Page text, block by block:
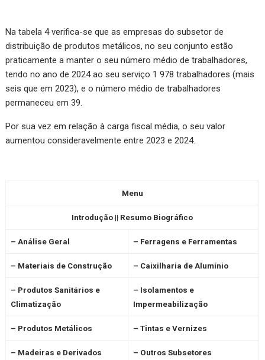
Na tabela 4 verifica-se que as empresas do subsetor de
distribuição de produtos metálicos, no seu conjunto estão
praticamente a manter o seu número médio de trabalhadores,
tendo no ano de 2024 ao seu serviço 1 978 trabalhadores (mais
seis que em 2023), e o número médio de trabalhadores
permaneceu em 39.
Por sua vez em relação à carga fiscal média, o seu valor
aumentou consideravelmente entre 2023 e 2024.
Menu
Introdução || Resumo Biográfico
– Análise Geral – Ferragens e Ferramentas
– Materiais de Construção – Caixilharia de Alumínio
– Produtos Sanitários e
Climatização
– Isolamentos e
Impermeabilização
– Produtos Metálicos – Tintas e Vernizes
– Madeiras e Derivados – Outros Subsetores